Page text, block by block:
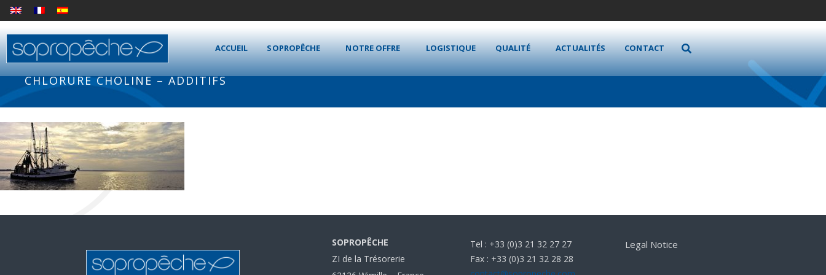
ACCUEIL SOPROPÊCHE NOTRE OFFRE LOGISTIQUE QUALITÉ ACTUALITÉS CONTACT
CHLORURE CHOLINE – ADDITIFS
SOPROPÊCHE
ZI de la Trésorerie
Tel : +33 (0)3 21 32 27 27
Fax : +33 (0)3 21 32 28 28
Legal Notice